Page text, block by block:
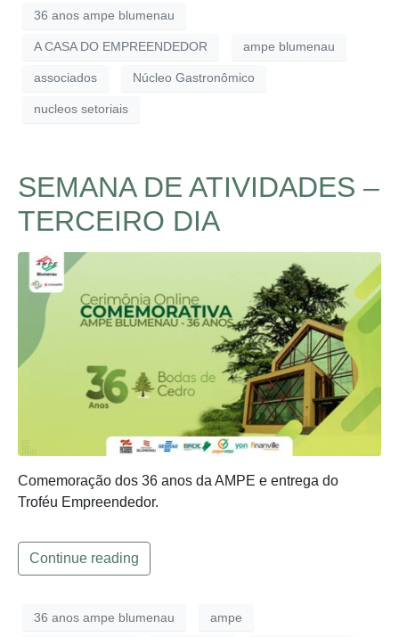
36 anos ampe blumenau
A CASA DO EMPREENDEDOR ampe blumenau
associados Núcleo Gastronômico
nucleos setoriais
SEMANA DE ATIVIDADES –
TERCEIRO DIA
Comemoração dos 36 anos da AMPE e entrega do
Troféu Empreendedor.
Continue reading
36 anos ampe blumenau ampe